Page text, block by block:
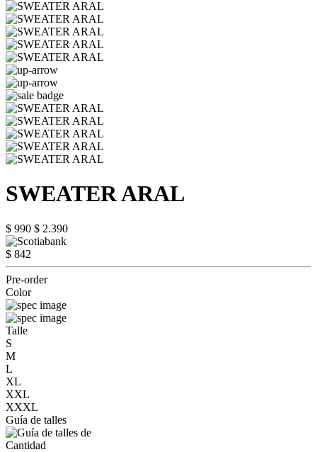
SWEATER ARAL
$ 990 $ 2.390
$ 842
Pre-order
Color
Talle
S
M
L
XL
XXL
XXXL
Guía de talles
Cantidad